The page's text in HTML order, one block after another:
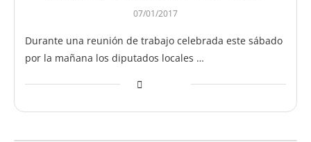
07/01/2017
Durante una reunión de trabajo celebrada este sábado
por la mañana los diputados locales …